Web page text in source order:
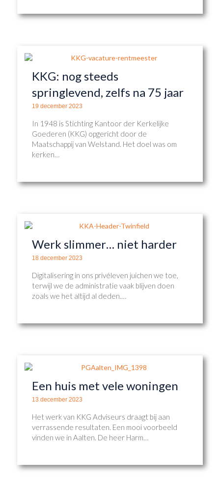
KKG: nog steeds
springlevend, zelfs na 75 jaar
19 december 2023
In 1948 is Stichting Kantoor der Kerkelijke
Goederen (KKG) opgericht door de
Maatschappij van Welstand. Het doel was om
kerken…
Werk slimmer… niet harder
18 december 2023
Digitalisering in ons privéleven juichen we toe,
terwijl we de administratie vaak blijven doen
zoals we het altijd al deden.…
Een huis met vele woningen
13 december 2023
Het werk van KKG Adviseurs draagt bij aan
verrassende resultaten. Een mooi voorbeeld
vinden we in Aalten. De heer Harm…